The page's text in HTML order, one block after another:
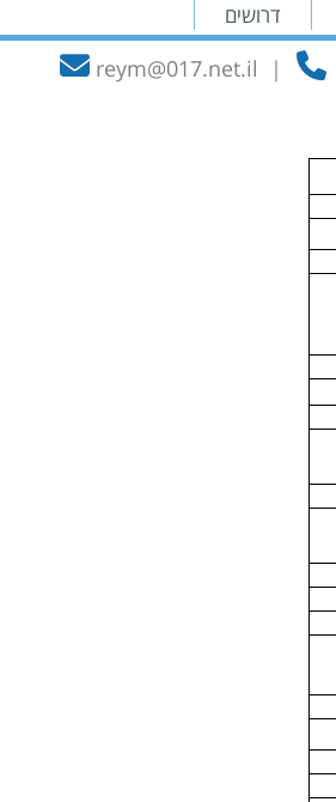
reym@017.net.il |
דרושים